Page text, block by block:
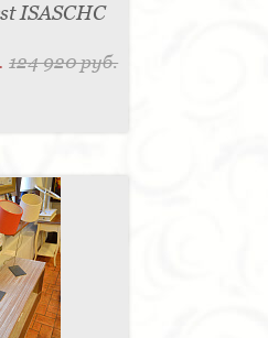
ISASCHC
124 920 руб.